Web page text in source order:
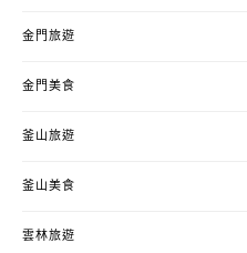
金門旅遊
金門美食
釜山旅遊
釜山美食
雲林旅遊